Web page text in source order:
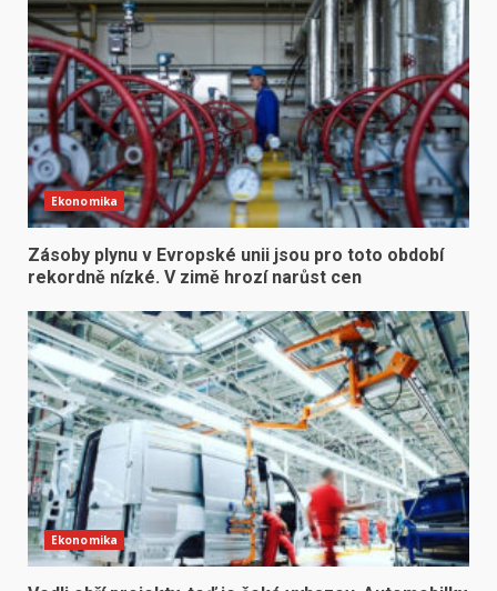
Ekonomika
Zásoby plynu v Evropské unii jsou pro toto období
rekordně nízké. V zimě hrozí narůst cen
Ekonomika